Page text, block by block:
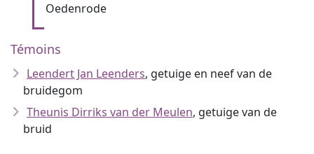
Oedenrode
Témoins
Leendert Jan Leenders, getuige en neef van de
bruidegom
Theunis Dirriks van der Meulen, getuige van de
bruid